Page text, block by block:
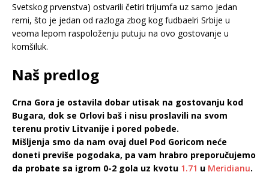
Svetskog prvenstva) ostvarili četiri trijumfa uz samo jedan
remi, što je jedan od razloga zbog kog fudbaelri Srbije u
veoma lepom raspoloženju putuju na ovo gostovanje u
komšiluk.
Naš predlog
Crna Gora je ostavila dobar utisak na gostovanju kod
Bugara, dok se Orlovi baš i nisu proslavili na svom
terenu protiv Litvanije i pored pobede.
Mišljenja smo da nam ovaj duel Pod Goricom neće
doneti previše pogodaka, pa vam hrabro preporučujemo
da probate sa igrom 0-2 gola uz kvotu 1.71 u Meridianu.